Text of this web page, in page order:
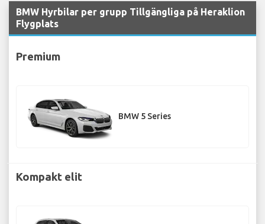
BMW Hyrbilar per grupp Tillgängliga på Heraklion
Flygplats
Premium
BMW 5 Series
Kompakt elit